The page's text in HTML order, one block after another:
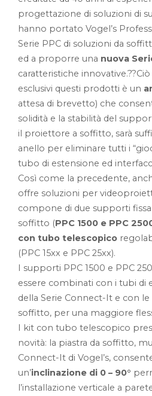
progettazione di soluzioni di
hanno portato Vogel’s
Serie PPC di soluzioni da
ed a proporre una nuova
caratteristiche
esclusivi questi prodotti è un
attesa di brevetto) che
solidità e la stabilità del
il proiettore a soffitto, sarà
anello per eliminare tutti i
tubo di estensione ed
Così come la precedente,
offre soluzioni per
compone di due supporti
soffitto (PPC 1500 e PPC
con tubo telescopico
(PPC 15xx e PPC 25xx).
I supporti PPC 1500 e PPC
essere combinati con i tubi di
della Serie Connect-It e con
soffitto, per una maggiore
I kit con tubo telescopico
novità: la piastra da soffitto,
Connect-It di Vogel’s,
un’inclinazione di 0 – 90°
l’installazione verticale a